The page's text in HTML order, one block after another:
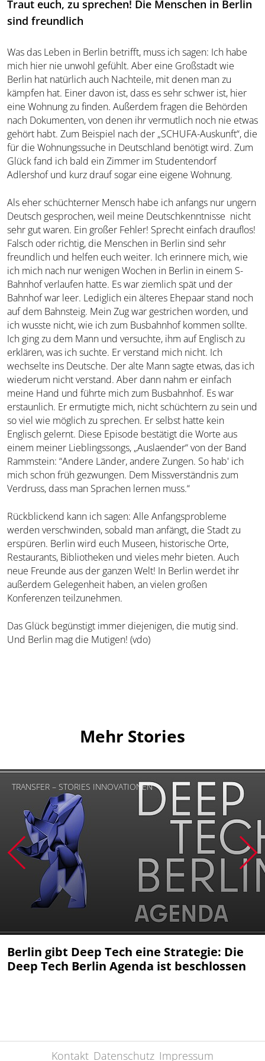
Traut euch, zu sprechen! Die Menschen in Berlin
sind freundlich
Was das Leben in Berlin betrifft, muss ich sagen: Ich habe
mich hier nie unwohl gefühlt. Aber eine Großstadt wie
Berlin hat natürlich auch Nachteile, mit denen man zu
kämpfen hat. Einer davon ist, dass es sehr schwer ist, hier
eine Wohnung zu finden. Außerdem fragen die Behörden
nach Dokumenten, von denen ihr vermutlich noch nie etwas
gehört habt. Zum Beispiel nach der „SCHUFA-Auskunft“, die
für die Wohnungssuche in Deutschland benötigt wird. Zum
Glück fand ich bald ein Zimmer im Studentendorf
Adlershof und kurz drauf sogar eine eigene Wohnung.
Als eher schüchterner Mensch habe ich anfangs nur ungern
Deutsch gesprochen, weil meine Deutschkenntnisse nicht
sehr gut waren. Ein großer Fehler! Sprecht einfach drauflos!
Falsch oder richtig, die Menschen in Berlin sind sehr
freundlich und helfen euch weiter. Ich erinnere mich, wie
ich mich nach nur wenigen Wochen in Berlin in einem S-
Bahnhof verlaufen hatte. Es war ziemlich spät und der
Bahnhof war leer. Lediglich ein älteres Ehepaar stand noch
auf dem Bahnsteig. Mein Zug war gestrichen worden, und
ich wusste nicht, wie ich zum Busbahnhof kommen sollte.
Ich ging zu dem Mann und versuchte, ihm auf Englisch zu
erklären, was ich suchte. Er verstand mich nicht. Ich
wechselte ins Deutsche. Der alte Mann sagte etwas, das ich
wiederum nicht verstand. Aber dann nahm er einfach
meine Hand und führte mich zum Busbahnhof. Es war
erstaunlich. Er ermutigte mich, nicht schüchtern zu sein und
so viel wie möglich zu sprechen. Er selbst hatte kein
Englisch gelernt. Diese Episode bestätigt die Worte aus
einem meiner Lieblingssongs, „Auslaender“ von der Band
Rammstein: “Andere Länder, andere Zungen. So hab' ich
mich schon früh gezwungen. Dem Missverständnis zum
Verdruss, dass man Sprachen lernen muss.“
Rückblickend kann ich sagen: Alle Anfangsprobleme
werden verschwinden, sobald man anfängt, die Stadt zu
erspüren. Berlin wird euch Museen, historische Orte,
Restaurants, Bibliotheken und vieles mehr bieten. Auch
neue Freunde aus der ganzen Welt! In Berlin werdet ihr
außerdem Gelegenheit haben, an vielen großen
Konferenzen teilzunehmen.
Das Glück begünstigt immer diejenigen, die mutig sind.
Und Berlin mag die Mutigen! (vdo)
Mehr Stories
TRANSFER – STORIES INNOVATIONEN
Berlin gibt Deep Tech eine Strategie: Die
Deep Tech Berlin Agenda ist beschlossen
Kontakt Datenschutz Impressum